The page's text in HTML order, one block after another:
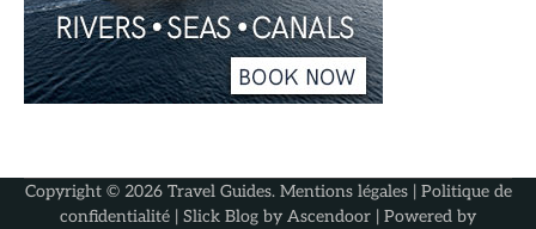
Copyright © 2026 Travel Guides. Mentions légales| Politique de
confidentialité | Slick Blog by Ascendoor | Powered by